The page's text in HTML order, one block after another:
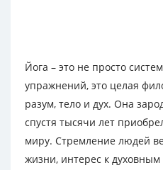
Йога – это не просто
упражнений, это целая
разум, тело и дух. Она
спустя тысячи лет
миру. Стремление людей
жизни, интерес к